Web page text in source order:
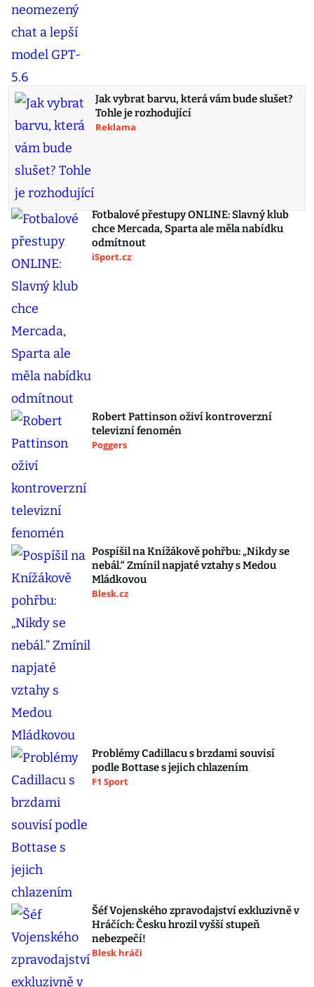
Jak vybrat barvu, která vám bude slušet?
Tohle je rozhodující
Reklama
Fotbalové přestupy ONLINE: Slavný klub
chce Mercada, Sparta ale měla nabídku
odmítnout
iSport.cz
Robert Pattinson oživí kontroverzní
televizní fenomén
Poggers
Pospíšil na Knížákově pohřbu: „Nikdy se
nebál.“ Zmínil napjaté vztahy s Medou
Mládkovou
Blesk.cz
Problémy Cadillacu s brzdami souvisí
podle Bottase s jejich chlazením
F1 Sport
Šéf Vojenského zpravodajství exkluzivně v
Hráčích: Česku hrozil vyšší stupeň
nebezpečí!
Blesk hráči